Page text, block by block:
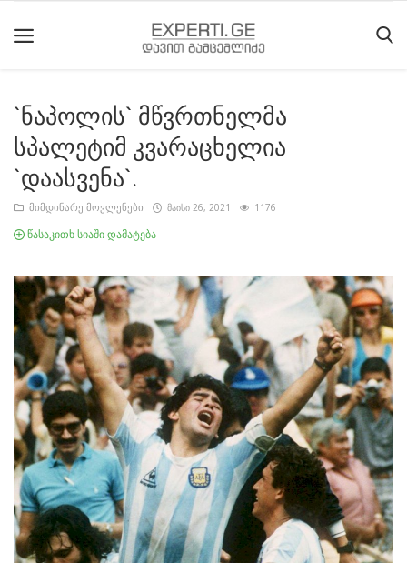
მთავარი
მიმდინარე
მოვლენები
ეროვნული
მოძრაობის
ისტორია
სტატიები
`ნაპოლის` მწვრთნელმა
სპალეტიმ კვარაცხელია
`დაასვენა`.
მიმდინარე მოვლენები მაისი 26, 2021 1176
წასაკითხ სიაში დამატება